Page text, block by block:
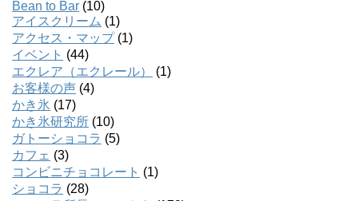
Bean to Bar (10)
アイスクリーム (1)
アクセス・マップ(1)
イベント (44)
エクレア（エクレール）
(1)
お客様の声 (4)
かき氷 (17)
かき氷研究所 (10)
ガトーショコラ (5)
カフェ (3)
コンビニチョコレート (1)
ショコラ (28)